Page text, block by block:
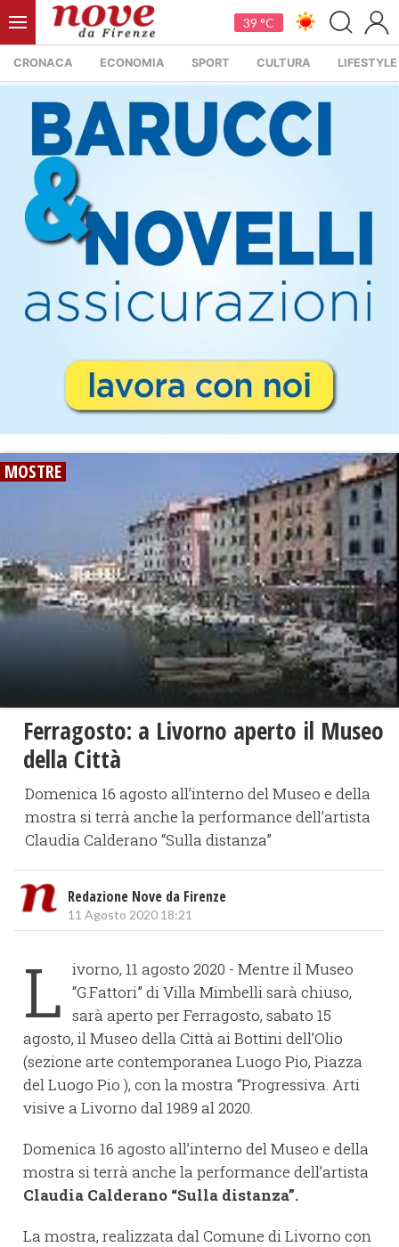
39 °C
CRONACA ECONOMIA SPORT CULTURA LIFESTYLE
MOSTRE
Ferragosto: a Livorno aperto il Museo
della Città
Domenica 16 agosto all’interno del Museo e della
mostra si terrà anche la performance dell’artista
Claudia Calderano “Sulla distanza”
Redazione Nove da Firenze
11 Agosto 2020 18:21
L ivorno, 11 agosto 2020 - Mentre il Museo
“G.Fattori” di Villa Mimbelli sarà chiuso,
sarà aperto per Ferragosto, sabato 15
agosto, il Museo della Città ai Bottini dell’Olio
(sezione arte contemporanea Luogo Pio, Piazza
del Luogo Pio ), con la mostra “Progressiva. Arti
visive a Livorno dal 1989 al 2020.
Domenica 16 agosto all’interno del Museo e della
mostra si terrà anche la performance dell’artista
Claudia Calderano “Sulla distanza”.
La mostra, realizzata dal Comune di Livorno con